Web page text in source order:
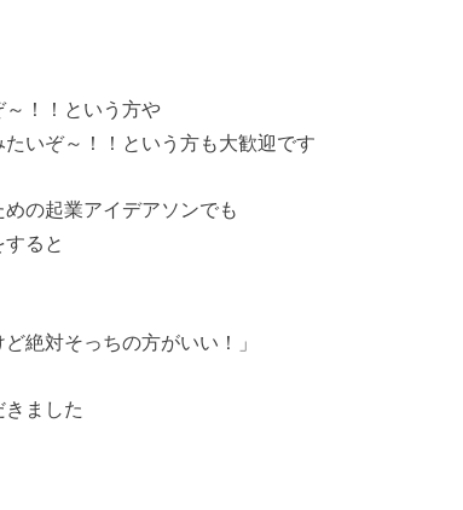
！！という方や
いぞ～！！という方も大歓迎です
の起業アイデアソンでも
ると
絶対そっちの方がいい！」
ました